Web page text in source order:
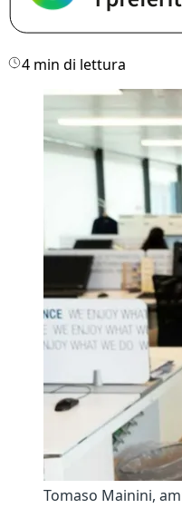
4 min di lettura
Tomaso Mainini,